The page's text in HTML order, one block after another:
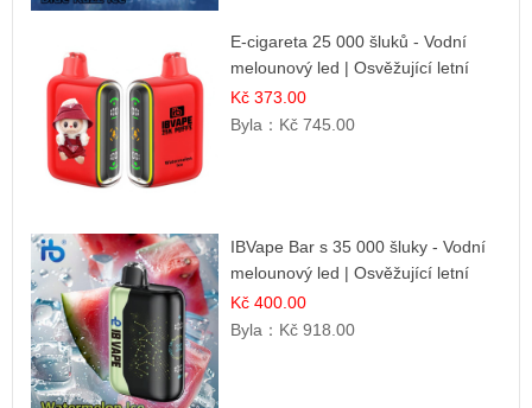
E-cigareta 25 000 šluků - Vodní
melounový led | Osvěžující letní
příchuť
Kč 373.00
Byla： Kč 745.00
IBVape Bar s 35 000 šluky - Vodní
melounový led | Osvěžující letní
příchuť
Kč 400.00
Byla： Kč 918.00